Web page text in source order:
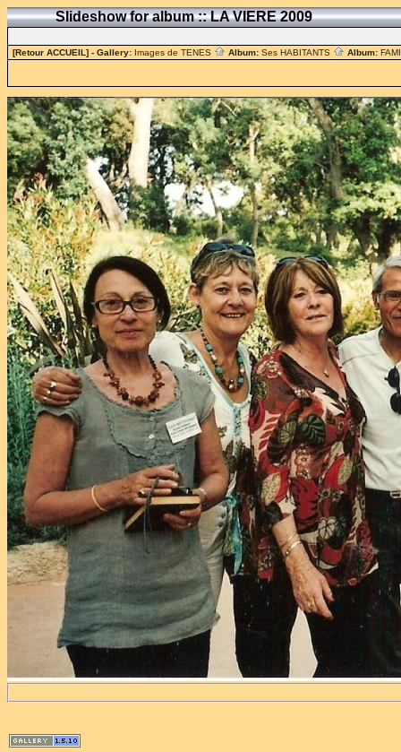
Slideshow for album :: LA VIERE 2009
[Retour ACCUEIL] - Gallery: Images de TENES Album: Ses HABITANTS Album: